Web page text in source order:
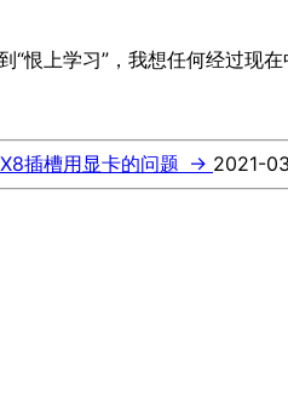
恨上学习”，我想任何经过现在
插槽用显卡的问题 → 2021-